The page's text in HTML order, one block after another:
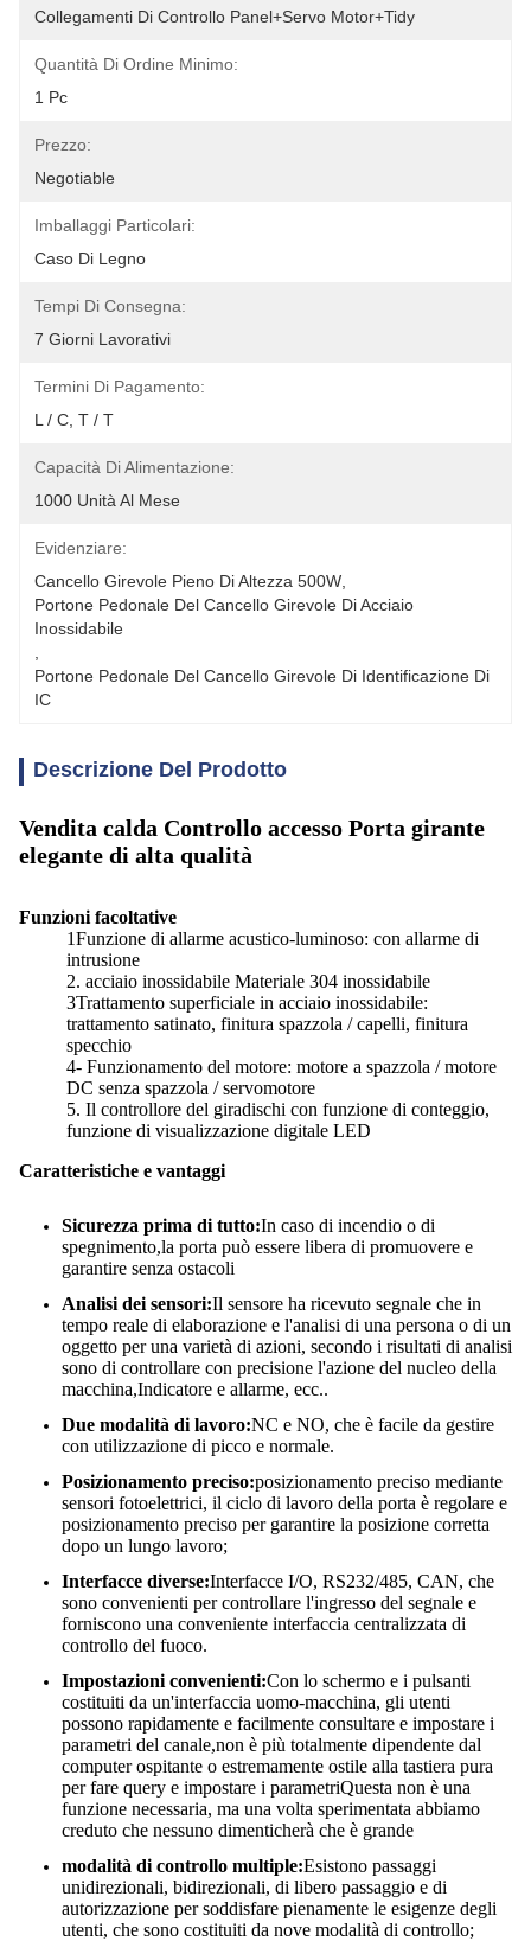
Collegamenti Di Controllo Panel+Servo Motor+Tidy
Quantità Di Ordine Minimo:
1 Pc
Prezzo:
Negotiable
Imballaggi Particolari:
Caso Di Legno
Tempi Di Consegna:
7 Giorni Lavorativi
Termini Di Pagamento:
L / C, T / T
Capacità Di Alimentazione:
1000 Unità Al Mese
Evidenziare:
Cancello Girevole Pieno Di Altezza 500W
Portone Pedonale Del Cancello Girevole Di Acciaio
Inossidabile
Portone Pedonale Del Cancello Girevole Di Identificazione Di
IC
Descrizione Del Prodotto
Vendita calda Controllo accesso Porta girante
elegante di alta qualità
Funzioni facoltative
1Funzione di allarme acustico-luminoso: con allarme di
intrusione
2. acciaio inossidabile Materiale 304 inossidabile
3Trattamento superficiale in acciaio inossidabile:
trattamento satinato, finitura spazzola / capelli, finitura
specchio
4- Funzionamento del motore: motore a spazzola / motore
DC senza spazzola / servomotore
5. Il controllore del giradischi con funzione di conteggio,
funzione di visualizzazione digitale LED
Caratteristiche e vantaggi
Sicurezza prima di tutto:In caso di incendio o di
spegnimento,la porta può essere libera di promuovere e
garantire senza ostacoli
Analisi dei sensori:Il sensore ha ricevuto segnale che in
tempo reale di elaborazione e l'analisi di una persona o di un
oggetto per una varietà di azioni, secondo i risultati di analisi
sono di controllare con precisione l'azione del nucleo della
macchina,Indicatore e allarme, ecc..
Due modalità di lavoro:NC e NO, che è facile da gestire
con utilizzazione di picco e normale.
Posizionamento preciso:posizionamento preciso mediante
sensori fotoelettrici, il ciclo di lavoro della porta è regolare e
posizionamento preciso per garantire la posizione corretta
dopo un lungo lavoro;
Interfacce diverse:Interfacce I/O, RS232/485, CAN, che
sono convenienti per controllare l'ingresso del segnale e
forniscono una conveniente interfaccia centralizzata di
controllo del fuoco.
Impostazioni convenienti:Con lo schermo e i pulsanti
costituiti da un'interfaccia uomo-macchina, gli utenti
possono rapidamente e facilmente consultare e impostare i
parametri del canale,non è più totalmente dipendente dal
computer ospitante o estremamente ostile alla tastiera pura
per fare query e impostare i parametriQuesta non è una
funzione necessaria, ma una volta sperimentata abbiamo
creduto che nessuno dimenticherà che è grande
modalità di controllo multiple:Esistono passaggi
unidirezionali, bidirezionali, di libero passaggio e di
autorizzazione per soddisfare pienamente le esigenze degli
utenti, che sono costituiti da nove modalità di controllo;